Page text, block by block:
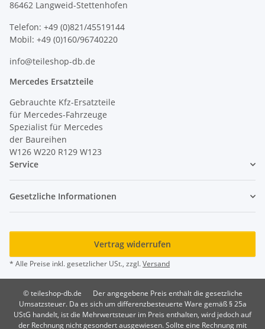
86462 Langweid-Stettenhofen
Telefon: +49 (0)821/45519144
Mobil: +49 (0)160/96740220
info@teileshop-db.de
Mercedes Ersatzteile
Gebrauchte Kfz-Ersatzteile
für Mercedes-Fahrzeuge
Spezialist für Mercedes
der Baureihen
W126 W220 R129 W123
Service
Gesetzliche Informationen
Vertrag widerrufen
* Alle Preise inkl. gesetzlicher USt., zzgl.Versand
© teileshop-db.de
Der angegebene Preis enthält die gesetzliche
Umsatzsteuer. Da es sich um differenzbesteuerte Ware gemäß § 25a
UStG handelt, ist die Mehrwertsteuer im Preis enthalten, wird jedoch auf
der Rechnung nicht gesondert ausgewiesen. Sollte eine Rechnung mit